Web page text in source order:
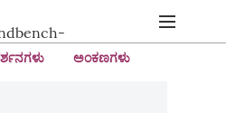
ಅಂಕಣಗಳು